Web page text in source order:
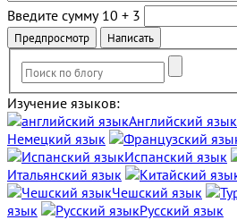
Введите сумму 10 + 3
Изучение языков:
Английский язык
Немецкий язык
Испанский язык
Итальянский язык
Чешский язык
язык
Русский язык